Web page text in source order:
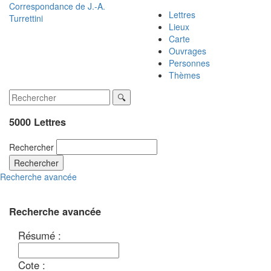
Correspondance de J.-A.
Turrettini
Lettres
Lieux
Carte
Ouvrages
Personnes
Thèmes
5000 Lettres
Rechercher
Rechercher
Recherche avancée
Recherche avancée
Résumé :
Cote :